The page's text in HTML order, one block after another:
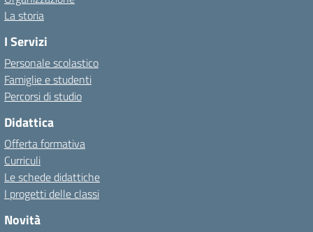
La storia
I Servizi
Personale scolastico
Famiglie e studenti
Percorsi di studio
Didattica
Offerta formativa
Curriculi
Le schede didattiche
I progetti delle classi
Novità